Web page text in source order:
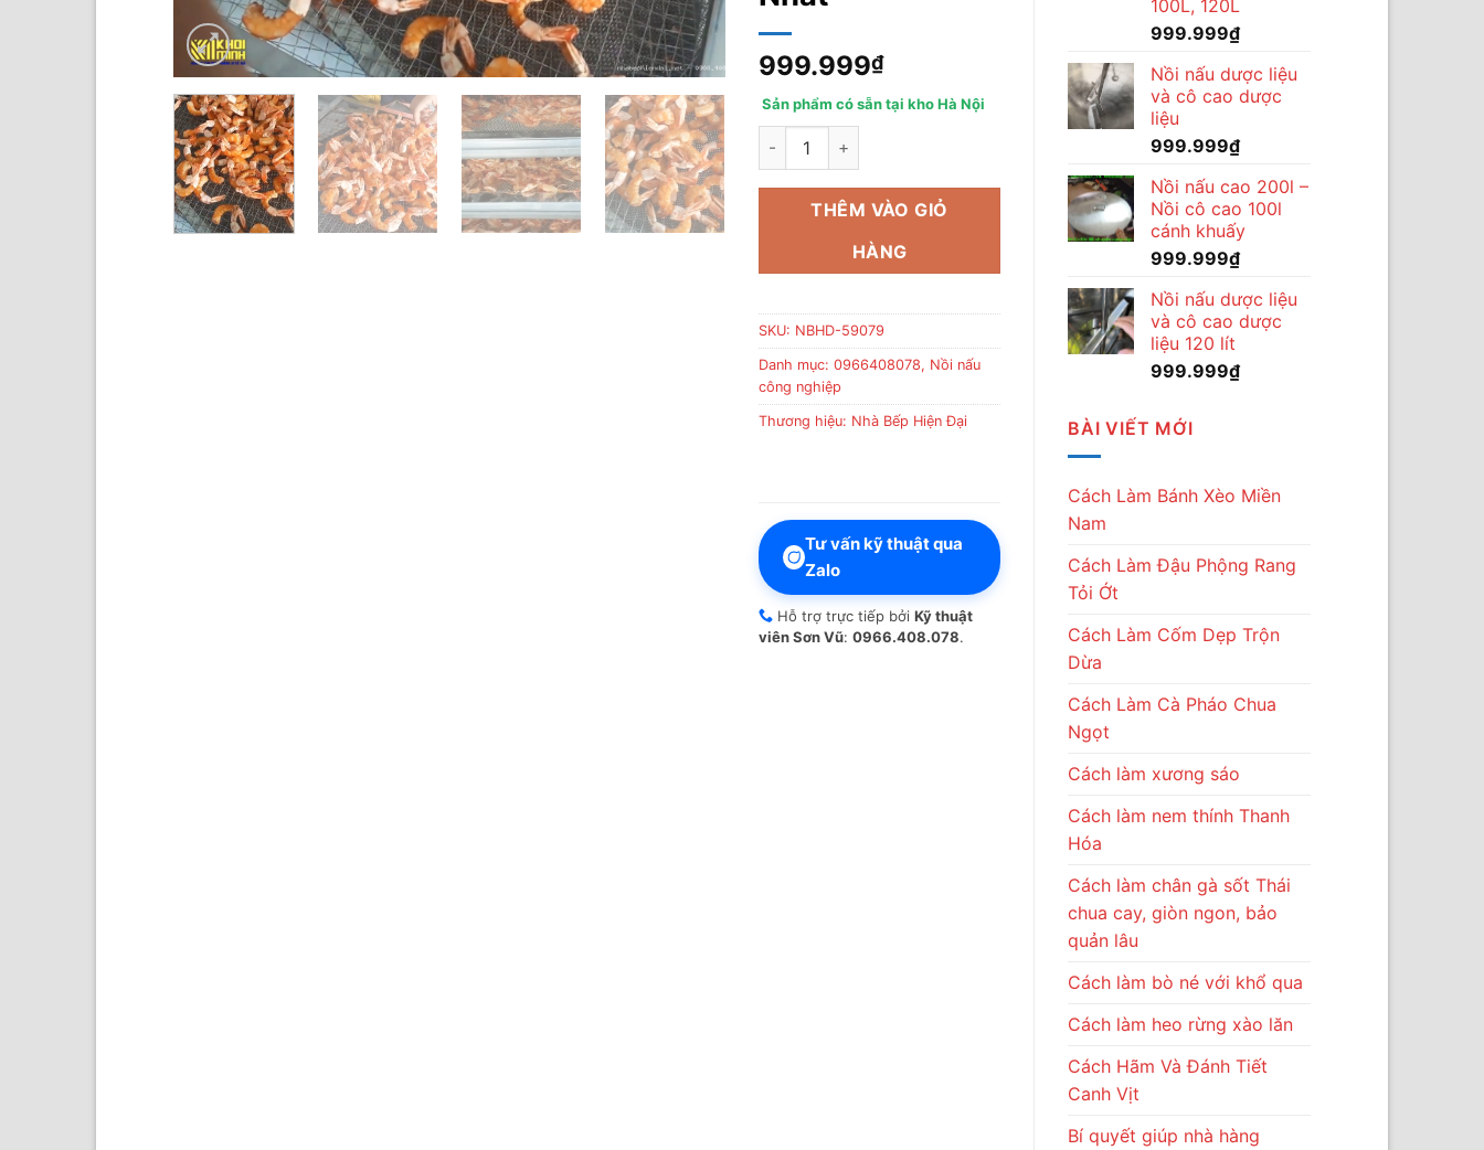
999.999₫
Sản phẩm có sẵn tại kho Hà Nội
Sấy Khô Tôm Xẻ Nên Sử Dụng Máy Sấy Loại Nào Phù Hợp Nhất số lượng
THÊM VÀO GIỎ
HÀNG
SKU: NBHD-59079
Danh mục: 0966408078, Nồi nấu
công nghiệp
Thương hiệu: Nhà Bếp Hiện Đại
Tư vấn kỹ thuật qua
Zalo
Hỗ trợ trực tiếp bởi Kỹ thuật
viên Sơn Vũ: 0966.408.078.
100L, 120L
999.999₫
Nồi nấu dược liệu
và cô cao dược
liệu
999.999₫
Nồi nấu cao 200l –
Nồi cô cao 100l
cánh khuấy
999.999₫
Nồi nấu dược liệu
và cô cao dược
liệu 120 lít
999.999₫
BÀI VIẾT MỚI
Cách Làm Bánh Xèo Miền
Nam
Cách Làm Đậu Phộng Rang
Tỏi Ớt
Cách Làm Cốm Dẹp Trộn
Dừa
Cách Làm Cà Pháo Chua
Ngọt
Cách làm xương sáo
Cách làm nem thính Thanh
Hóa
Cách làm chân gà sốt Thái
chua cay, giòn ngon, bảo
quản lâu
Cách làm bò né với khổ qua
Cách làm heo rừng xào lăn
Cách Hãm Và Đánh Tiết
Canh Vịt
Bí quyết giúp nhà hàng